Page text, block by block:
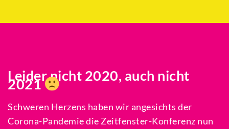
Leider nicht 2020, auch nicht
2021
Schweren Herzens haben wir angesichts der
Corona-Pandemie die Zeitfenster-Konferenz nun